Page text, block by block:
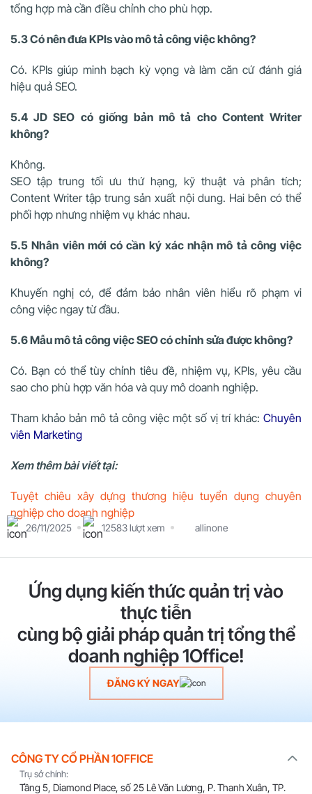
26/11/2025 12583 lượt xem allinone
tổng hợp mà cần điều chỉnh cho phù hợp.
5.3 Có nên đưa KPIs vào mô tả công việc không?
Có. KPIs giúp minh bạch kỳ vọng và làm căn cứ đánh giá
hiệu quả SEO.
5.4 JD SEO có giống bản mô tả cho Content Writer
không?
Không.
SEO tập trung tối ưu thứ hạng, kỹ thuật và phân tích;
Content Writer tập trung sản xuất nội dung. Hai bên có thể
phối hợp nhưng nhiệm vụ khác nhau.
5.5 Nhân viên mới có cần ký xác nhận mô tả công việc
không?
Khuyến nghị có, để đảm bảo nhân viên hiểu rõ phạm vi
công việc ngay từ đầu.
5.6 Mẫu mô tả công việc SEO có chỉnh sửa được không?
Có. Bạn có thể tùy chỉnh tiêu đề, nhiệm vụ, KPIs, yêu cầu
sao cho phù hợp văn hóa và quy mô doanh nghiệp.
Tham khảo bản mô tả công việc một số vị trí khác: Chuyên
viên Marketing
Xem thêm bài viết tại:
Tuyệt chiêu xây dựng thương hiệu tuyển dụng chuyên
nghiệp cho doanh nghiệp
Ứng dụng kiến thức quản trị vào
thực tiễn
cùng bộ giải pháp quản trị tổng thể
doanh nghiệp 1Office!
ĐĂNG KÝ NGAY
CÔNG TY CỔ PHẦN 1OFFICE
Trụ sở chính:
Tầng 5, Diamond Place, số 25 Lê Văn Lương, P. Thanh Xuân, TP.